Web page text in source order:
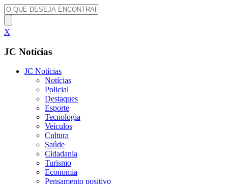
X
JC Notícias
JC Notícias
Notícias
Policial
Destaques
Esporte
Tecnologia
Veículos
Cultura
Saúde
Cidadania
Turismo
Economia
Pensamento positivo